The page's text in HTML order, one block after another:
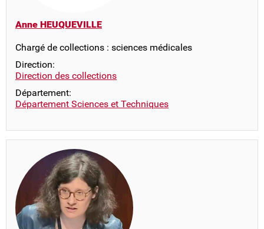
Anne HEUQUEVILLE
Chargé de collections : sciences médicales
Direction:
Direction des collections
Département:
Département Sciences et Techniques